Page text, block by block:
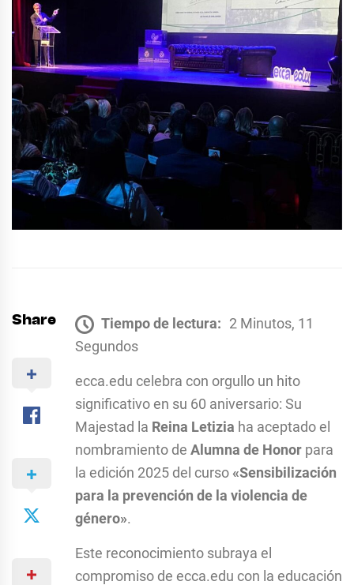
Share Tiempo de lectura: 2 Minutos, 11
Segundos
ecca.edu celebra con orgullo un hito
significativo en su 60 aniversario: Su
Majestad la Reina Letizia ha aceptado el
nombramiento de Alumna de Honor para
la edición 2025 del curso«Sensibilización
para la prevención de la violencia de
género».
Este reconocimiento subraya el
compromiso de ecca.edu con la educación